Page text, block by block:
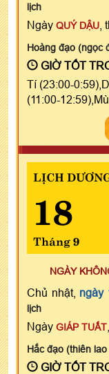
lịch
Ngày QUÝ DẬU
Hoàng đạo (ngọc
GIỜ TỐT
Tí (23:00-
(11:00-
LỊCH
18
Tháng 9
NGÀY
Chủ nhật, ngày
lịch
Ngày GIÁP TUẤT
Hắc đạo (thiên
GIỜ TỐT